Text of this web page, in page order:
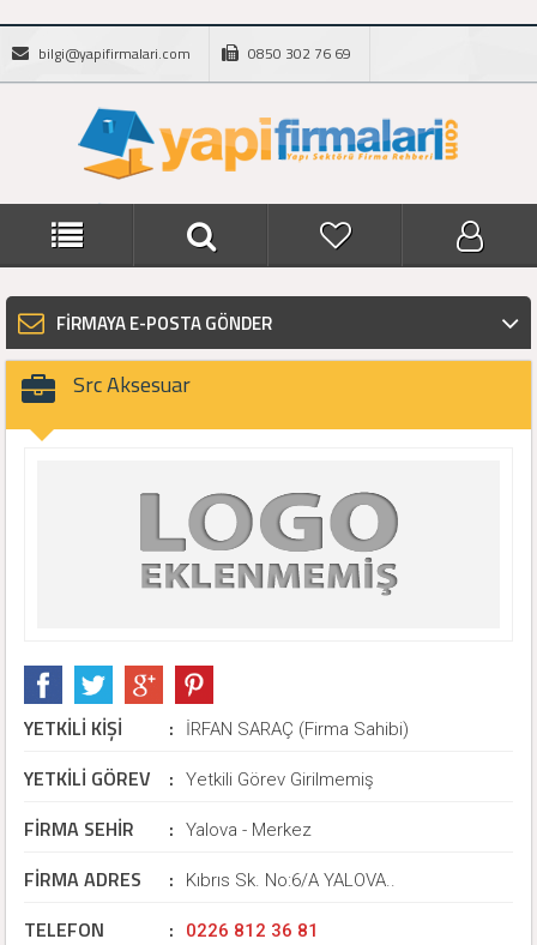
bilgi@yapifirmalari.com 0850 302 76 69
FİRMAYA E-POSTA GÖNDER
Src Aksesuar
YETKİLİ KİŞİ : İRFAN SARAÇ (Firma Sahibi)
YETKİLİ GÖREV : Yetkili Görev Girilmemiş
FİRMA SEHİR : Yalova - Merkez
FİRMA ADRES : Kıbrıs Sk. No:6/A YALOVA..
TELEFON : 0226 812 36 81